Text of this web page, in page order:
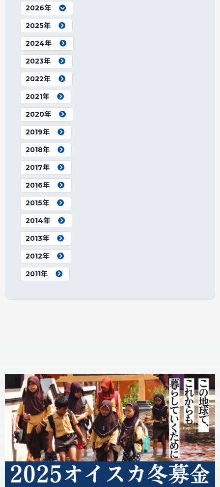
2026年
2025年
2024年
2023年
2022年
2021年
2020年
2019年
2018年
2017年
2016年
2015年
2014年
2013年
2012年
2011年